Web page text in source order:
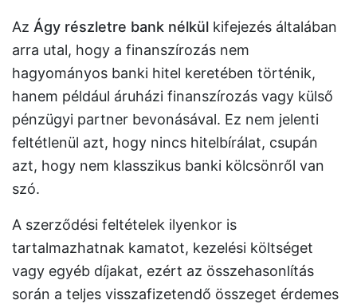
Az Ágy részletre bank nélkül kifejezés általában
arra utal, hogy a finanszírozás nem
hagyományos banki hitel keretében történik,
hanem például áruházi finanszírozás vagy külső
pénzügyi partner bevonásával. Ez nem jelenti
feltétlenül azt, hogy nincs hitelbírálat, csupán
azt, hogy nem klasszikus banki kölcsönről van
szó.
A szerződési feltételek ilyenkor is
tartalmazhatnak kamatot, kezelési költséget
vagy egyéb díjakat, ezért az összehasonlítás
során a teljes visszafizetendő összeget érdemes